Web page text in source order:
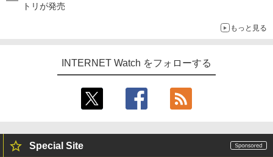
トリが発売
もっと見る
INTERNET Watch をフォローする
Special Site